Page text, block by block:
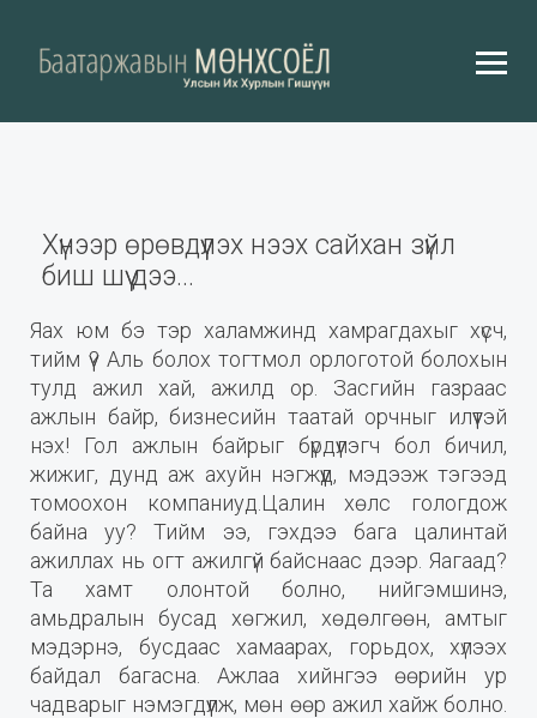
Хүнээр өрөвдүүлэх нээх сайхан зүйл
биш шүү дээ...
Яах юм бэ тэр халамжинд хамрагдахыг хүсч,
тийм үү? Аль болох тогтмол орлоготой болохын
тулд ажил хай, ажилд ор. Засгийн газраас
ажлын байр, бизнесийн таатай орчныг илүүтэй
нэх! Гол ажлын байрыг бүрдүүлэгч бол бичил,
жижиг, дунд аж ахуйн нэгжүүд, мэдээж тэгээд
томоохон компаниуд.Цалин хөлс гологдож
байна уу? Тийм ээ, гэхдээ бага цалинтай
ажиллах нь огт ажилгүй байснаас дээр. Яагаад?
Та хамт олонтой болно, нийгэмшинэ,
амьдралын бусад хөгжил, хөдөлгөөн, амтыг
мэдэрнэ, бусдаас хамаарах, горьдох, хүлээх
байдал багасна. Ажлаа хийнгээ өөрийн ур
чадварыг нэмэгдүүлж, мөн өөр ажил хайж болно.